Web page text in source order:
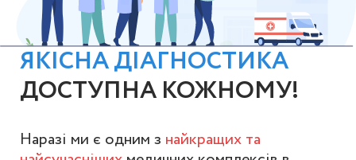
ЯКІСНА ДІАГНОСТИКА
ДОСТУПНА КОЖНОМУ!
Наразі ми є одним з найкращих та